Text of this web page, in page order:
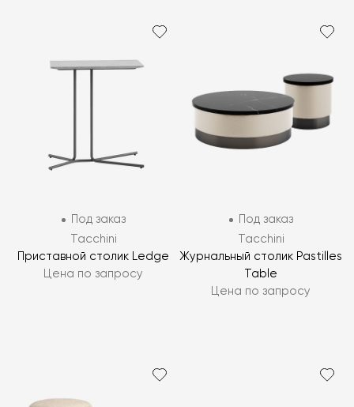
Под заказ
Tacchini
Приставной столик Ledge
Цена по запросу
Под заказ
Tacchini
Журнальный столик Pastilles
Table
Цена по запросу